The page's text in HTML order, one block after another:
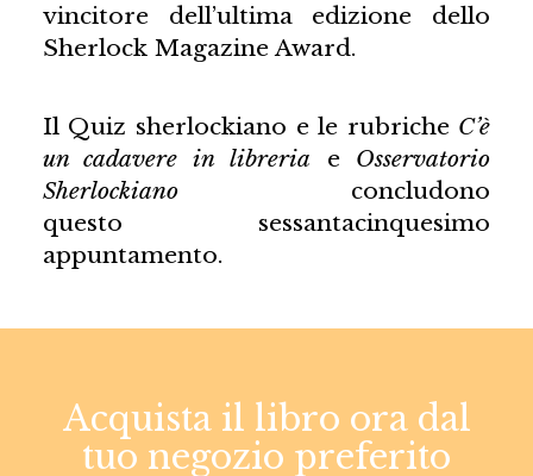
vincitore dell’ultima edizione dello
Sherlock Magazine Award.
Il Quiz sherlockiano e le rubriche C’è
un cadavere inlibreria e Osservatorio
Sherlockianoconcludono
questo sessantacinquesimo
appuntamento.
Acquista il libro ora dal
tuo negozio preferito